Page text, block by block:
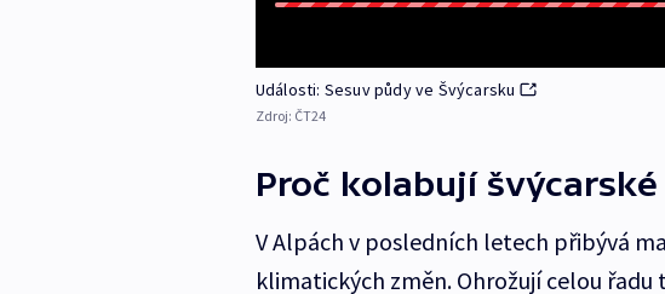
Události: Sesuv půdy ve Švýcarsku
Zdroj: ČT24
Proč kolabují
V Alpách v posledních letech přibývá
klimatických změn. Ohrožují celou řadu